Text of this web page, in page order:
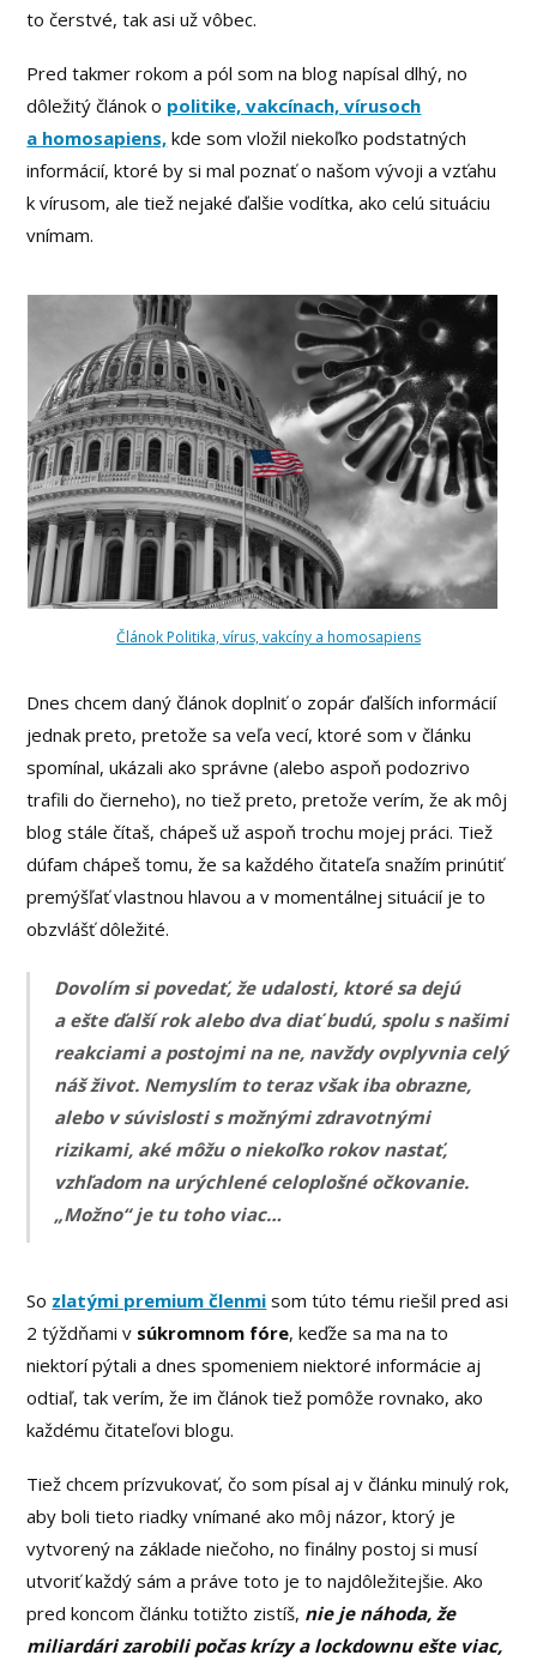
to čerstvé, tak asi už vôbec.
Pred takmer rokom a pól som na blog napísal dlhý, no
dôležitý článok o politike, vakcínach, vírusoch
a homosapiens, kde som vložil niekoľko podstatných
informácií, ktoré by si mal poznať o našom vývoji a vzťahu
k vírusom, ale tiež nejaké ďalšie vodítka, ako celú situáciu
vnímam.
Článok Politika, vírus, vakcíny a homosapiens
Dnes chcem daný článok doplniť o zopár ďalších informácií
jednak preto, pretože sa veľa vecí, ktoré som v článku
spomínal, ukázali ako správne (alebo aspoň podozrivo
trafili do čierneho), no tiež preto, pretože verím, že ak môj
blog stále čítaš, chápeš už aspoň trochu mojej práci. Tiež
dúfam chápeš tomu, že sa každého čitateľa snažím prinútiť
premýšľať vlastnou hlavou a v momentálnej situácií je to
obzvlášť dôležité.
Dovolím si povedať, že udalosti, ktoré sa dejú
a ešte ďalší rok alebo dva diať budú, spolu s našimi
reakciami a postojmi na ne, navždy ovplyvnia celý
náš život. Nemyslím to teraz však iba obrazne,
alebo v súvislosti s možnými zdravotnými
rizikami, aké môžu o niekoľko rokov nastať,
vzhľadom na urýchlené celoplošné očkovanie.
„Možno“ je tu toho viac…
So zlatými premium členmi som túto tému riešil pred asi
2 týždňami v súkromnom fóre, keďže sa ma na to
niektorí pýtali a dnes spomeniem niektoré informácie aj
odtiaľ, tak verím, že im článok tiež pomôže rovnako, ako
každému čitateľovi blogu.
Tiež chcem prízvukovať, čo som písal aj v článku minulý rok,
aby boli tieto riadky vnímané ako môj názor, ktorý je
vytvorený na základe niečoho, no finálny postoj si musí
utvoriť každý sám a práve toto je to najdôležitejšie. Ako
pred koncom článku totižto zistíš, nie je náhoda, že
miliardári zarobili počas krízy a lockdownu ešte viac,